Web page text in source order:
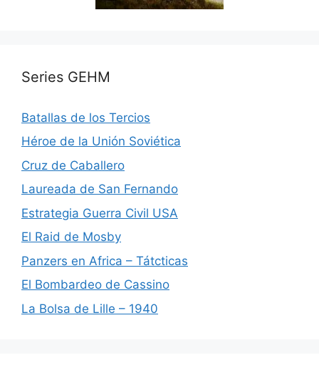
Series GEHM
Batallas de los Tercios
Héroe de la Unión Soviética
Cruz de Caballero
Laureada de San Fernando
Estrategia Guerra Civil USA
El Raid de Mosby
Panzers en Africa – Tátcticas
El Bombardeo de Cassino
La Bolsa de Lille – 1940